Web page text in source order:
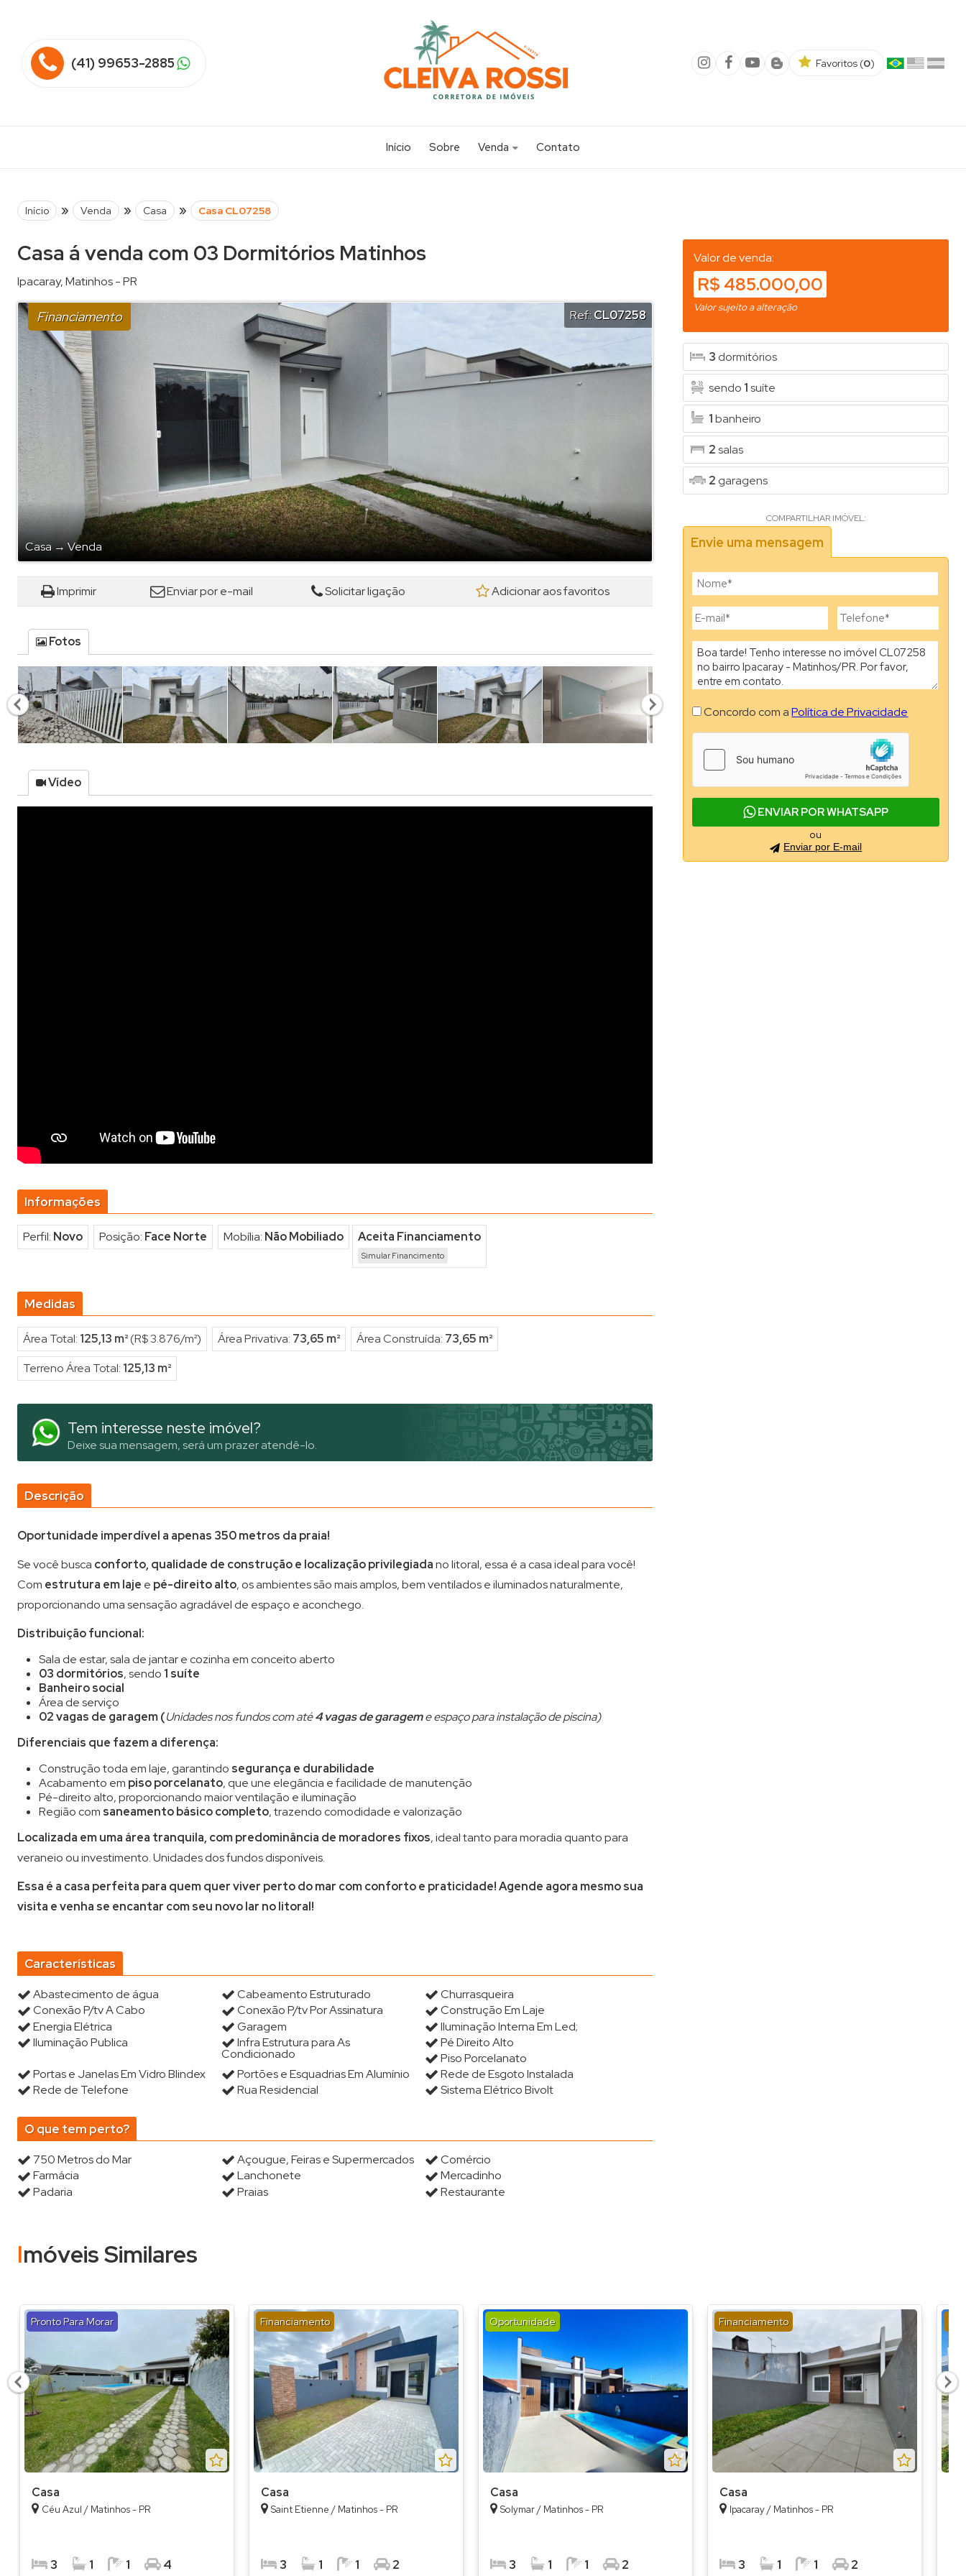
(41) 99653-2885 Favoritos (0)
Início Sobre
Venda
Contato
Início » Venda » Casa » Casa CL07258
Casa á venda com 03 Dormitórios Matinhos
Ipacaray,Matinhos-PR
Financiamento
Casa→Venda
Ref.:CL07258
Imprimir Enviar por e-mail Solicitar ligação Adicionar aos favoritos
Fotos
Vídeo
Informações
Perfil: Novo Posição: Face Norte Mobília: Não Mobiliado Aceita Financiamento
Simular Financimento
Medidas
Área Total: 125,13 m²(R$ 3.876/m²) Área Privativa: 73,65 m² Área Construída: 73,65 m²
Terreno Área Total: 125,13 m²
Tem interesse neste imóvel?
Deixe sua mensagem, será um prazer atendê-lo.
Descrição
Oportunidade imperdível a apenas 350 metros da praia!
Se você busca conforto, qualidade de construção e localização privilegiadano litoral, essa é a casa ideal para você!
Com estrutura em laje e pé-direito alto, os ambientes são mais amplos, bem ventilados e iluminados naturalmente,
proporcionando uma sensação agradável de espaço e aconchego.
Distribuição funcional:
Sala de estar, sala de jantar e cozinha em conceito aberto
03 dormitórios, sendo 1 suíte
Banheiro social
Área de serviço
02 vagas de garagem (Unidades nos fundos com até4 vagas de garageme espaço para instalação de piscina)
Diferenciais que fazem a diferença:
Construção toda em laje, garantindo segurança e durabilidade
Acabamento em piso porcelanato, que une elegância e facilidade de manutenção
Pé-direito alto, proporcionando maior ventilação e iluminação
Região com saneamento básico completo, trazendo comodidade e valorização
Localizada em uma área tranquila, com predominância de moradores fixos, ideal tanto para moradia quanto para
veraneio ou investimento. Unidades dos fundos disponíveis.
Essa é a casa perfeita para quem quer viver perto do mar com conforto e praticidade!Agende agora mesmo sua
visita e venha se encantar com seu novo lar no litoral!
Características
Abastecimento de água Cabeamento Estruturado
Churrasqueira
Conexão P/tv A Cabo
Conexão P/tv Por Assinatura
Construção Em Laje
Energia Elétrica
Garagem
Iluminação Interna Em Led;
Iluminação Publica
Infra Estrutura para As
Condicionado
Pé Direito Alto
Piso Porcelanato
Portas e Janelas Em Vidro Blindex
Portões e Esquadrias Em Alumínio
Rede de Esgoto Instalada
Rede de Telefone
Rua Residencial Sistema Elétrico Bivolt
O que tem perto?
750 Metros do Mar Açougue, Feiras e Supermercados
Comércio
Farmácia
Lanchonete
Mercadinho
Padaria
Praias Restaurante
Valor de venda:
R$ 485.000,00
Valor sujeito a alteração
3 dormitórios
sendo 1suíte
1banheiro
2salas
2 garagens
COMPARTILHAR IMÓVEL:
Envie uma mensagem
Concordo com aPolítica de Privacidade
ENVIAR POR WHATSAPP
ou
Enviar por E-mail
Imóveis Similares
Pronto Para Morar
Casa
Céu Azul / Matinhos - PR
3 1 1 4
Financiamento
Casa
Saint Etienne / Matinhos - PR
3 1 1 2
Oportunidade
Casa
Solymar / Matinhos - PR
3 1 1 2
Financiamento
Casa
Ipacaray / Matinhos - PR
3 1 1 2